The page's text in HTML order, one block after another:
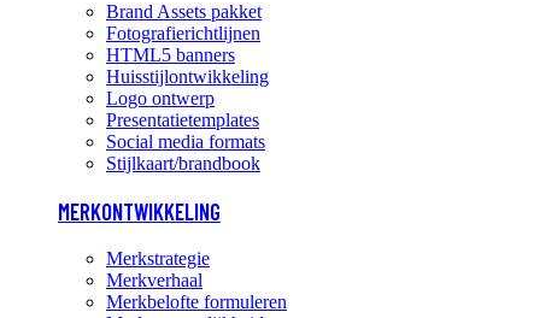
Brand Assets pakket
Fotografierichtlijnen
HTML5 banners
Huisstijlontwikkeling
Logo ontwerp
Presentatietemplates
Social media formats
Stijlkaart/brandbook
MERKONTWIKKELING
Merkstrategie
Merkverhaal
Merkbelofte formuleren